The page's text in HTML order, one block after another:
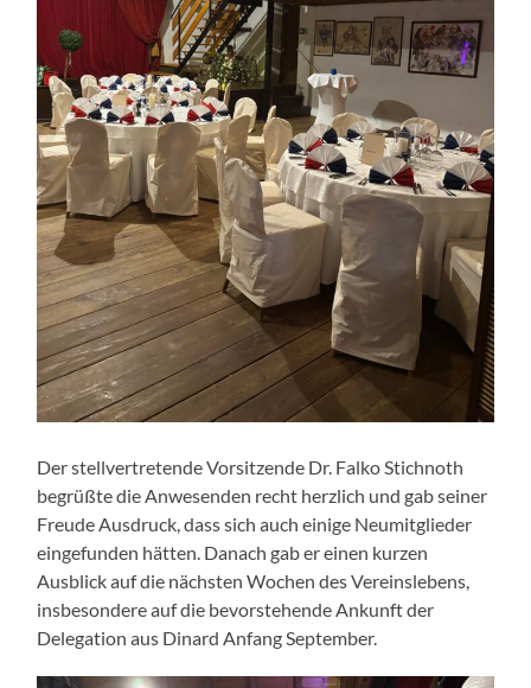
Der stellvertretende Vorsitzende Dr. Falko Stichnoth
begrüßte die Anwesenden recht herzlich und gab seiner
Freude Ausdruck, dass sich auch einige Neumitglieder
eingefunden hätten. Danach gab er einen kurzen
Ausblick auf die nächsten Wochen des Vereinslebens,
insbesondere auf die bevorstehende Ankunft der
Delegation aus Dinard Anfang September.